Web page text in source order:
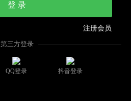
登 录
注册会员
第三方登录
QQ登录 抖音登录